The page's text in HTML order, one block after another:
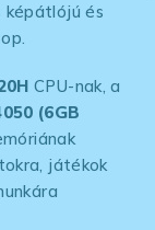
képátlójú és
CPU-nak, a
(6GB
játékok